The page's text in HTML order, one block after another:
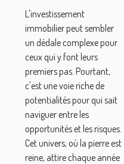
L'investissement
immobilier peut sembler
un dédale complexe pour
ceux qui y font leurs
premiers pas. Pourtant,
c'est une voie riche de
potentialités pour qui sait
naviguer entre les
opportunités et les risques.
Cet univers, où la pierre est
reine, attire chaque année